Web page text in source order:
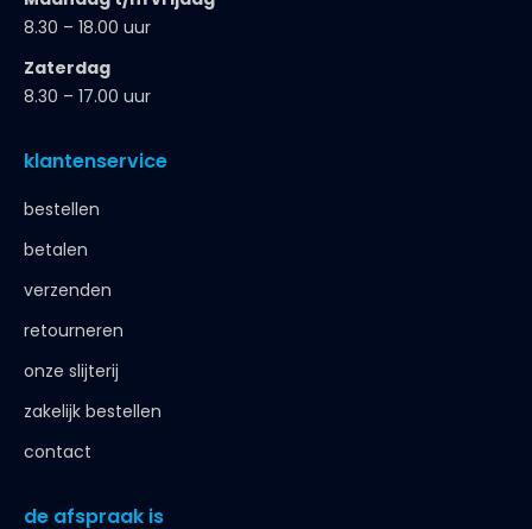
8.30 – 18.00 uur
Zaterdag
8.30 – 17.00 uur
klantenservice
bestellen
betalen
verzenden
retourneren
onze slijterij
zakelijk bestellen
contact
de afspraak is